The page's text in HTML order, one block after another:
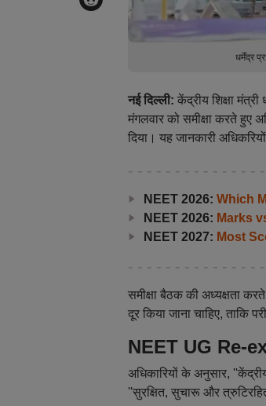
धर्मेंद्र
नई दिल्ली: केंद्रीय शिक्षा मंत्री
मंगलवार को समीक्षा करते हुए
दिया। यह जानकारी
NEET 2026: Which
NEET 2026: Marks
NEET 2027: Most
समीक्षा बैठक की अध्यक्षता
दूर किया जाना चाहिए, ताकि
NEET UG Re-
अधिकारियों के अनुसार, ''केंद्रीय
''सुरक्षित, सुचारू और